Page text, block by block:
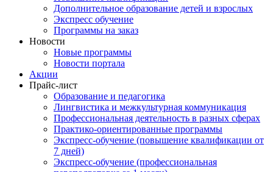
Дополнительное образование детей и взрослых
Экспресс обучение
Программы на заказ
Новости
Новые программы
Новости портала
Акции
Прайс-лист
Образование и педагогика
Лингвистика и межкультурная коммуникация
Профессиональная деятельность в разных сферах
Практико-ориентированные программы
Экспресс-обучение (повышение квалификации от
7 дней)
Экспресс-обучение (профессиональная